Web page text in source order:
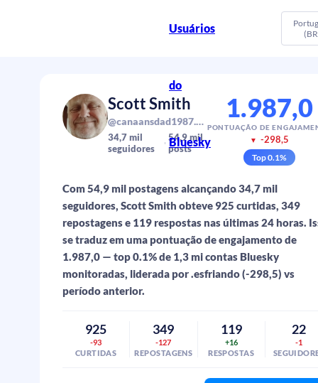
Usuários
do
Bluesky
Scott Smith
@canaansdad1987.bsky.social
34,7 mil
seguidores
54,9 mil
posts
1.987,0
PONTUAÇÃO DE
▼ -298,5
Top0.1%
Com 54,9 mil postagens alcançando 34,7 mil
seguidores, Scott Smith obteve 925 curtidas, 349
repostagens e 119 respostas nas últimas 24 horas.
se traduz em uma pontuação de engajamento de
1.987,0 — top 0.1% de 1,3 mi contas Bluesky
monitoradas, liderada por .esfriando (-298,5) vs
período anterior.
925
-93
CURTIDAS
349
-127
REPOSTAGENS
119
+16
RESPOSTAS
22
-1